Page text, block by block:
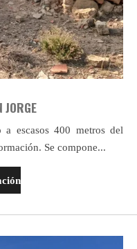
JORGE
escasos 400 metros del
Se compone...